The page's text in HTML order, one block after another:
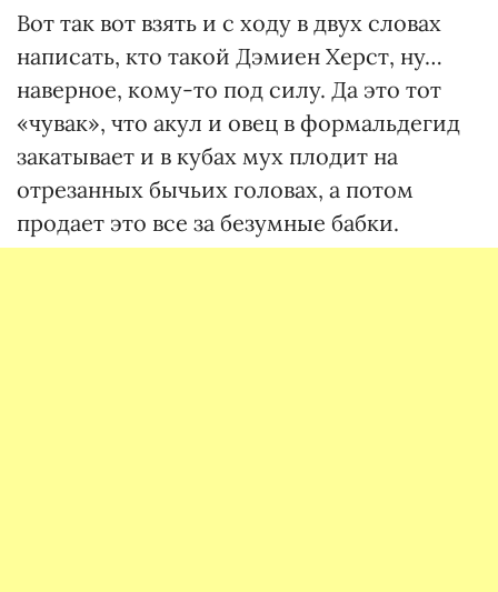
Вот так вот взять и с ходу в двух словах
написать, кто такой Дэмиен Херст, ну…
наверное, кому-то под силу. Да это тот
«чувак», что акул и овец в формальдегид
закатывает и в кубах мух плодит на
отрезанных бычьих головах, а потом
продает это все за безумные бабки.